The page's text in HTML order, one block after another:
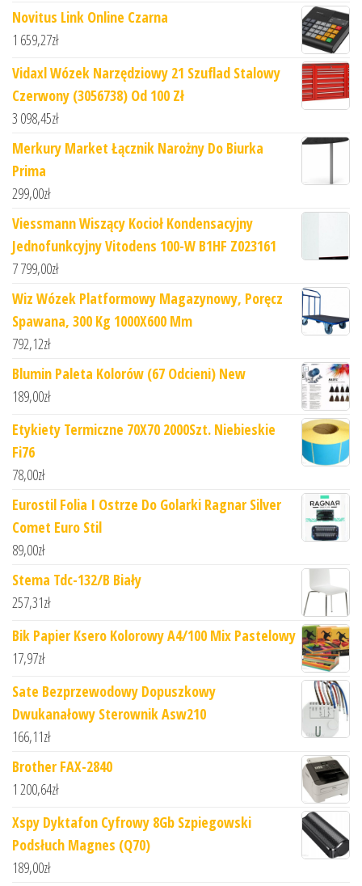
Novitus Link Online Czarna
1 659,27zł
Vidaxl Wózek Narzędziowy 21 Szuflad Stalowy
Czerwony (3056738) Od 100 Zł
3 098,45zł
Merkury Market Łącznik Narożny Do Biurka
Prima
299,00zł
Viessmann Wiszący Kocioł Kondensacyjny
Jednofunkcyjny Vitodens 100-W B1HF Z023161
7 799,00zł
Wiz Wózek Platformowy Magazynowy, Poręcz
Spawana, 300 Kg 1000X600 Mm
792,12zł
Blumin Paleta Kolorów (67 Odcieni) New
189,00zł
Etykiety Termiczne 70X70 2000Szt. Niebieskie
Fi76
78,00zł
Eurostil Folia I Ostrze Do Golarki Ragnar Silver
Comet Euro Stil
89,00zł
Stema Tdc-132/B Biały
257,31zł
Bik Papier Ksero Kolorowy A4/100 Mix Pastelowy
17,97zł
Sate Bezprzewodowy Dopuszkowy
Dwukanałowy Sterownik Asw210
166,11zł
Brother FAX-2840
1 200,64zł
Xspy Dyktafon Cyfrowy 8Gb Szpiegowski
Podsłuch Magnes (Q70)
189,00zł